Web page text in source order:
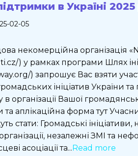
в Україні
02-05
некомерційна організація
) у рамках програми Шлях
) запрошує Вас взяти
ініціатив України
організації Вашої
аплікаційна форма тут
стати: Громадські ініціативи,
незалежні ЗМІ та
асоціації та...Read more